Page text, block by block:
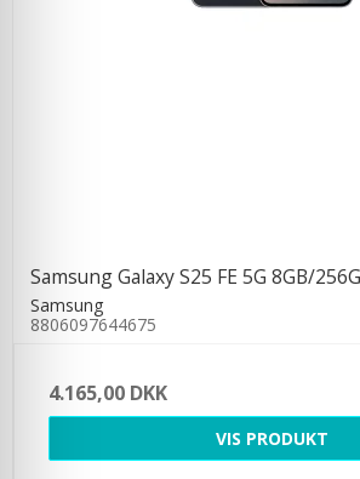
Samsung Galaxy S25 FE 5G 8GB/
Samsung
8806097644675
4.165,00 DKK
VIS PRODUKT